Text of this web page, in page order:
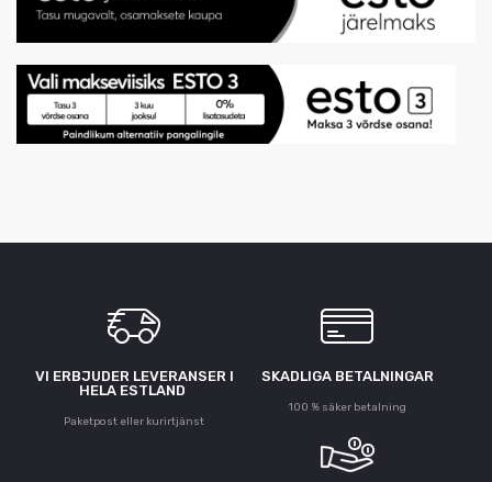
VI ERBJUDER LEVERANSER I
HELA ESTLAND
Paketpost eller kurirtjänst
SKADLIGA BETALNINGAR
100 % säker betalning